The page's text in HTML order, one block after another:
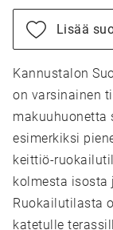
Lisää
Kannustalon
on varsinainen
makuuhuonetta
esimerkiksi
keittiö-
kolmesta isosta
Ruokailutilasta
katetulle